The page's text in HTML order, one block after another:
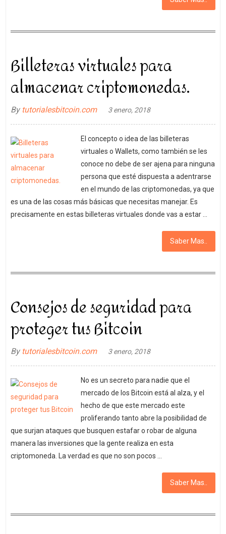
Billeteras virtuales para
almacenar criptomonedas.
By tutorialesbitcoin.com 3 enero, 2018
El concepto o idea de las billeteras
virtuales o Wallets, como también se les
conoce no debe de ser ajena para ninguna
persona que esté dispuesta a adentrarse
en el mundo de las criptomonedas, ya que
es una de las cosas más básicas que necesitas manejar. Es
precisamente en estas billeteras virtuales donde vas a estar …
Saber Mas..
Consejos de seguridad para
proteger tus Bitcoin
By tutorialesbitcoin.com 3 enero, 2018
No es un secreto para nadie que el
mercado de los Bitcoin está al alza, y el
hecho de que este mercado este
proliferando tanto abre la posibilidad de
que surjan ataques que busquen estafar o robar de alguna
manera las inversiones que la gente realiza en esta
criptomoneda. La verdad es que no son pocos …
Saber Mas..